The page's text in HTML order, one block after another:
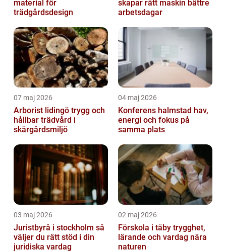
material för
trädgårdsdesign
skapar rätt maskin bättre
arbetsdagar
07 maj 2026
Arborist lidingö trygg och
hållbar trädvård i
skärgårdsmiljö
04 maj 2026
Konferens halmstad hav,
energi och fokus på
samma plats
03 maj 2026
Juristbyrå i stockholm så
väljer du rätt stöd i din
juridiska vardag
02 maj 2026
Förskola i täby trygghet,
lärande och vardag nära
naturen